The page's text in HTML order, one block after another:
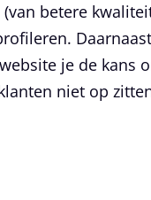
betere
je de kans
niet op